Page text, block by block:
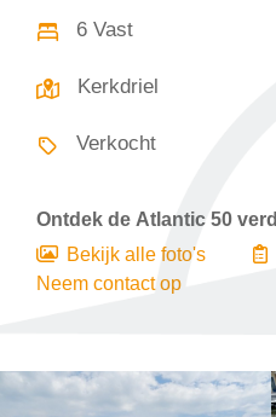
6 Vast
Kerkdriel
Verkocht
Ontdek de Atlantic 50
Bekijk alle foto's
Neem contact op